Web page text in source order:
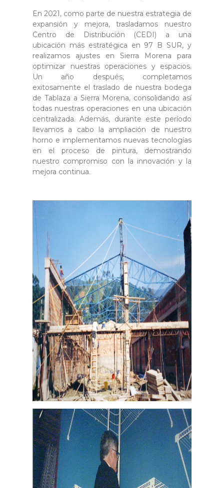
En 2021, como parte de nuestra estrategia de
expansión y mejora, trasladamos nuestro
Centro de Distribución (CEDI) a una
ubicación más estratégica en 97 B SUR, y
realizamos ajustes en Sierra Morena para
optimizar nuestras operaciones y espacios.
Un año después, completamos
exitosamente el traslado de nuestra bodega
de Tablaza a Sierra Morena, consolidando así
todas nuestras operaciones en una ubicación
centralizada. Además, durante este período
llevamos a cabo la ampliación de nuestro
horno e implementamos nuevas tecnologías
en el proceso de pintura, demostrando
nuestro compromiso con la innovación y la
mejora continua.